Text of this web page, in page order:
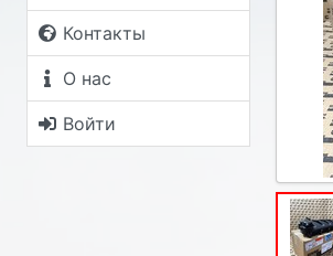
Контакты
О нас
Войти